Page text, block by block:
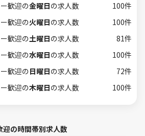
歓迎の金曜日の求人数
100件
歓迎の火曜日の求人数
100件
歓迎の土曜日の求人数
81件
歓迎の水曜日の求人数
100件
歓迎の日曜日の求人数
72件
歓迎の木曜日の求人数 100件
の時間帯別求人数